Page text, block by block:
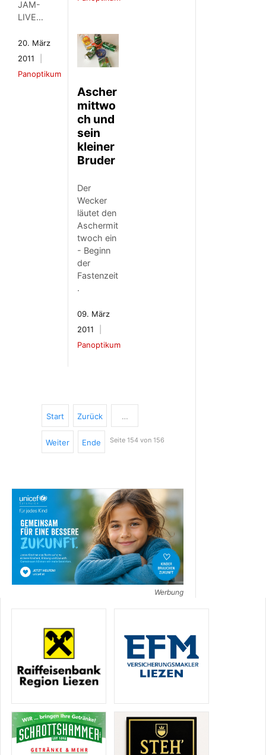
JAM-
LIVE…
20. März
2011
Panoptikum
Ascher
mittwo
ch und
sein
kleiner
Bruder
Der
Wecker
läutet den
Aschermit
twoch ein
- Beginn
der
Fastenzeit
.
09. März
2011
Panoptikum
Start Zurück …
Weiter Ende Seite 154 von 156
Werbung